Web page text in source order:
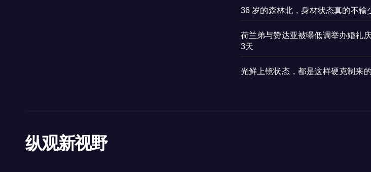
36 岁的森林北，身材状态真的不输
荷兰弟与赞达亚被曝低调举办婚礼
3天
光鲜上镜状态，都是这样硬克制来
纵观新视野